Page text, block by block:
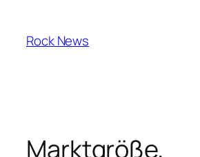
content
Rock News
Marktgröße,